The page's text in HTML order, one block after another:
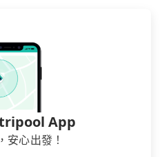
App
安心出發！